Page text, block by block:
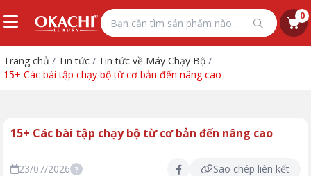
0
Trang chủ / Tin tức / Tin tức về Máy Chạy Bộ /
15+ Các bài tập chạy bộ từ cơ bản đến nâng cao
15+ Các bài tập chạy bộ từ cơ bản đến nâng cao
23/07/2026 ? Sao chép liên kết